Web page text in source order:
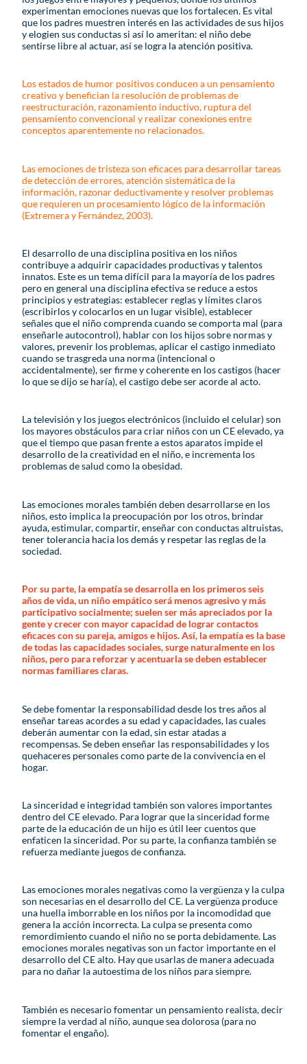
experimentan emociones nuevas que los fortalecen. Es vital
que los padres muestren interés en las actividades de sus hijos
y elogien sus conductas si así lo ameritan: el niño debe
sentirse libre al actuar, así se logra la atención positiva.
Los estados de humor positivos conducen a un pensamiento
creativo y benefician la resolución de problemas de
reestructuración, razonamiento inductivo, ruptura del
pensamiento convencional y realizar conexiones entre
conceptos aparentemente no relacionados.
Las emociones de tristeza son eficaces para desarrollar tareas
de detección de errores, atención sistemática de la
información, razonar deductivamente y resolver problemas
que requieren un procesamiento lógico de la información
(Extremera y Fernández, 2003).
El desarrollo de una disciplina positiva en los niños
contribuye a adquirir capacidades productivas y talentos
innatos. Este es un tema difícil para la mayoría de los padres
pero en general una disciplina efectiva se reduce a estos
principios y estrategias: establecer reglas y límites claros
(escribirlos y colocarlos en un lugar visible), establecer
señales que el niño comprenda cuando se comporta mal (para
enseñarle autocontrol), hablar con los hijos sobre normas y
valores, prevenir los problemas, aplicar el castigo inmediato
cuando se trasgreda una norma (intencional o
accidentalmente), ser firme y coherente en los castigos (hacer
lo que se dijo se haría), el castigo debe ser acorde al acto.
La televisión y los juegos electrónicos (incluido el celular) son
los mayores obstáculos para criar niños con un CE elevado, ya
que el tiempo que pasan frente a estos aparatos impide el
desarrollo de la creatividad en el niño, e incrementa los
problemas de salud como la obesidad.
Las emociones morales también deben desarrollarse en los
niños, esto implica la preocupación por los otros, brindar
ayuda, estimular, compartir, enseñar con conductas altruistas,
tener tolerancia hacia los demás y respetar las reglas de la
sociedad.
Por su parte, la empatía se desarrolla en los primeros seis
años de vida, un niño empático será menos agresivo y más
participativo socialmente; suelen ser más apreciados por la
gente y crecer con mayor capacidad de lograr contactos
eficaces con su pareja, amigos e hijos. Así, la empatía es la base
de todas las capacidades sociales, surge naturalmente en los
niños, pero para reforzar y acentuarla se deben establecer
normas familiares claras.
Se debe fomentar la responsabilidad desde los tres años al
enseñar tareas acordes a su edad y capacidades, las cuales
deberán aumentar con la edad, sin estar atadas a
recompensas. Se deben enseñar las responsabilidades y los
quehaceres personales como parte de la convivencia en el
hogar.
La sinceridad e integridad también son valores importantes
dentro del CE elevado. Para lograr que la sinceridad forme
parte de la educación de un hijo es útil leer cuentos que
enfaticen la sinceridad. Por su parte, la confianza también se
refuerza mediante juegos de confianza.
Las emociones morales negativas como la vergüenza y la culpa
son necesarias en el desarrollo del CE. La vergüenza produce
una huella imborrable en los niños por la incomodidad que
genera la acción incorrecta. La culpa se presenta como
remordimiento cuando el niño no se porta debidamente. Las
emociones morales negativas son un factor importante en el
desarrollo del CE alto. Hay que usarlas de manera adecuada
para no dañar la autoestima de los niños para siempre.
También es necesario fomentar un pensamiento realista, decir
siempre la verdad al niño, aunque sea dolorosa (para no
fomentar el engaño).